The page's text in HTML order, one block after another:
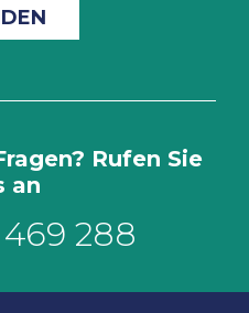
Rufen Sie
an
288